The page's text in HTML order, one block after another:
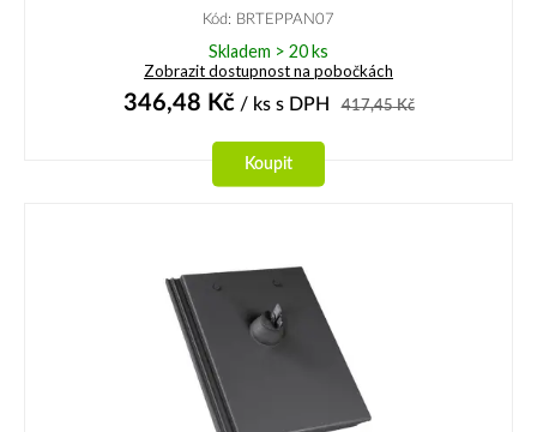
Kód: BRTEPPAN07
Skladem > 20 ks
Zobrazit dostupnost na pobočkách
346,48 Kč/ ks s DPH 417,45Kč
Koupit